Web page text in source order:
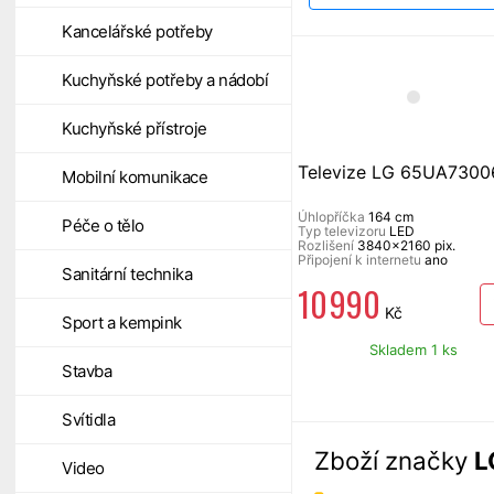
Kancelářské potřeby
Kuchyňské potřeby a nádobí
Kuchyňské přístroje
Mobilní komunikace
Péče o tělo
Sanitární technika
Sport a kempink
Stavba
Svítidla
Video
Televize LG
Úhlopříčka 164 cm
Typ televizoru LED
Rozlišení 3840x2160 pix.
Připojení k internetu ano
10 990 Kč
Skladem 1 ks
Zboží značky